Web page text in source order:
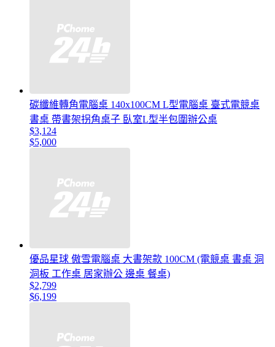
碳纖維轉角電腦桌 140x100CM L型電腦桌 臺式電競桌
書桌 帶書架拐角桌子 臥室L型半包圍辦公桌
$3,124
$5,000
優品星球 傲雪電腦桌 大書架款 100CM (電競桌 書桌 洞
洞板 工作桌 居家辦公 邊桌 餐桌)
$2,799
$6,199